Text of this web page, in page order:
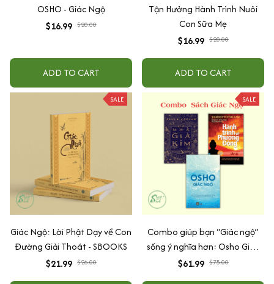
OSHO - Giác Ngộ
$16.99 $20.00
ADD TO CART
Tận Hưởng Hành Trình Nuôi
Con Sữa Mẹ
$16.99 $20.00
ADD TO CART
SALE
Giác Ngộ: Lời Phật Dạy về Con
Đường Giải Thoát - SBOOKS
$21.99 $26.00
SALE
Combo giúp bạn “Giác ngộ”
sống ý nghĩa hơn: Osho Giác
Ngộ + Nhà Giả Kim + Hành
$61.99 $75.00